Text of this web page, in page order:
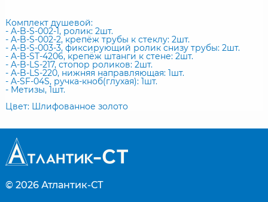
Комплект душевой:
- A-B-S-002-1, ролик: 2шт.
- A-B-S-002-2, крепёж трубы к стеклу: 2шт.
- A-B-S-003-3, фиксирующий ролик снизу трубы: 2шт.
- A-B-ST-4206, крепёж штанги к стене: 2шт.
- A-B-LS-217, стопор роликов: 2шт.
- A-B-LS-220, нижняя направляющая: 1шт.
- A-SF-04S, ручка-кноб(глухая): 1шт.
- Метизы, 1шт.
Цвет: Шлифованное золото
© 2026 Атлантик-СТ